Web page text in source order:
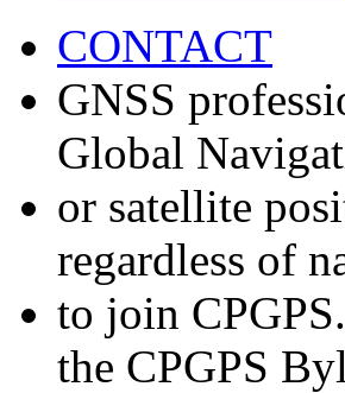
CONTACT
GNSS
Global
or satellite
regardless of
to join
the CPGPS